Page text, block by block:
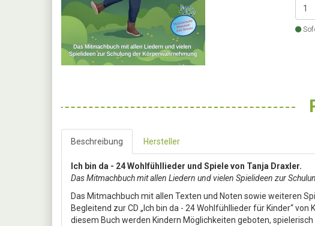
Beschreibung Hersteller
Ich bin da - 24 Wohlfühllieder und Spiele von Tanja Draxler.
Das Mitmachbuch mit allen Liedern und vielen Spielideen zur
Das Mitmachbuch mit allen Texten und Noten sowie weiteren
Begleitend zur CD „Ich bin da - 24 Wohlfühllieder für Kinder“
diesem Buch werden Kindern Möglichkeiten geboten,